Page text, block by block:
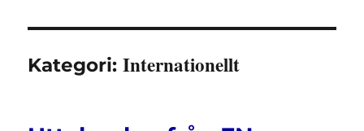
Kategori:Internationellt